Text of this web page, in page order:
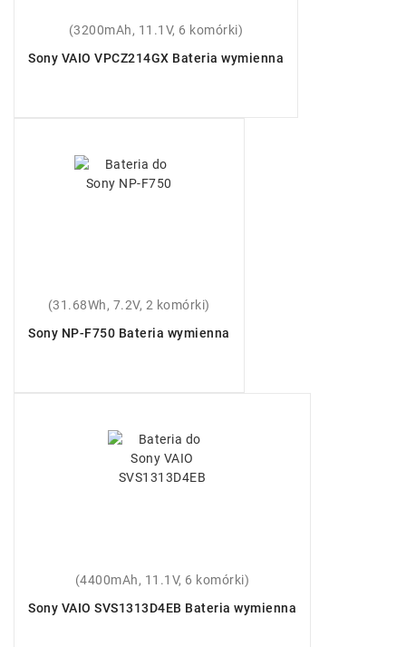
(3200mAh, 11.1V, 6 komórki)
Sony VAIO VPCZ214GX Bateria wymienna
(31.68Wh, 7.2V, 2 komórki)
Sony NP-F750 Bateria wymienna
(4400mAh, 11.1V, 6 komórki)
Sony VAIO SVS1313D4EB Bateria wymienna